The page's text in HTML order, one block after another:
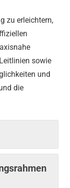
zu erleichtern,
sowie
und
die